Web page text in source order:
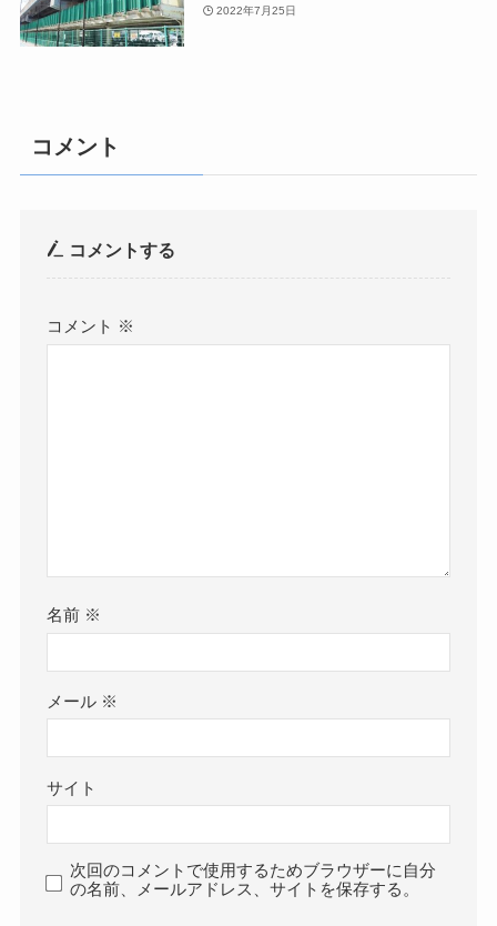
2022年7月25日
コメント
コメントする
コメント ※
名前 ※
メール ※
サイト
次回のコメントで使用するためブラウザーに自分
の名前、メールアドレス、サイトを保存する。